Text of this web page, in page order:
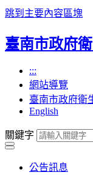
跳到主要內容區塊
臺南市政府
:::
網站導覽
臺南市政府衛
English
關鍵字
公告訊息